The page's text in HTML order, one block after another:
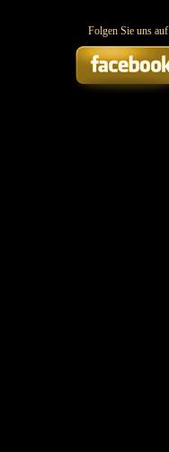
Folgen Sie uns auf